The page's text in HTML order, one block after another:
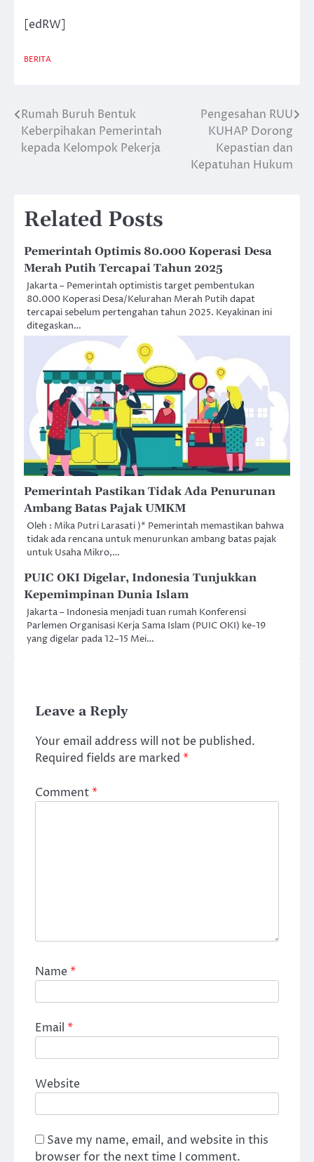
[edRW]
BERITA
Post
navigation
Rumah Buruh Bentuk
Keberpihakan Pemerintah
kepada Kelompok Pekerja
Pengesahan RUU
KUHAP Dorong
Kepastian dan
Kepatuhan Hukum
Related Posts
Pemerintah Optimis 80.000 Koperasi Desa
Merah Putih Tercapai Tahun 2025
Jakarta – Pemerintah optimistis target pembentukan
80.000 Koperasi Desa/Kelurahan Merah Putih dapat
tercapai sebelum pertengahan tahun 2025. Keyakinan ini
ditegaskan…
Pemerintah Pastikan Tidak Ada Penurunan
Ambang Batas Pajak UMKM
Oleh : Mika Putri Larasati )* Pemerintah memastikan bahwa
tidak ada rencana untuk menurunkan ambang batas pajak
untuk Usaha Mikro,…
PUIC OKI Digelar, Indonesia Tunjukkan
Kepemimpinan Dunia Islam
Jakarta – Indonesia menjadi tuan rumah Konferensi
Parlemen Organisasi Kerja Sama Islam (PUIC OKI) ke-19
yang digelar pada 12–15 Mei…
Leave a Reply
Your email address will not be published.
Required fields are marked *
Comment*
Name*
Email *
Website
Save my name, email, and website in this
browser for the next time I comment.